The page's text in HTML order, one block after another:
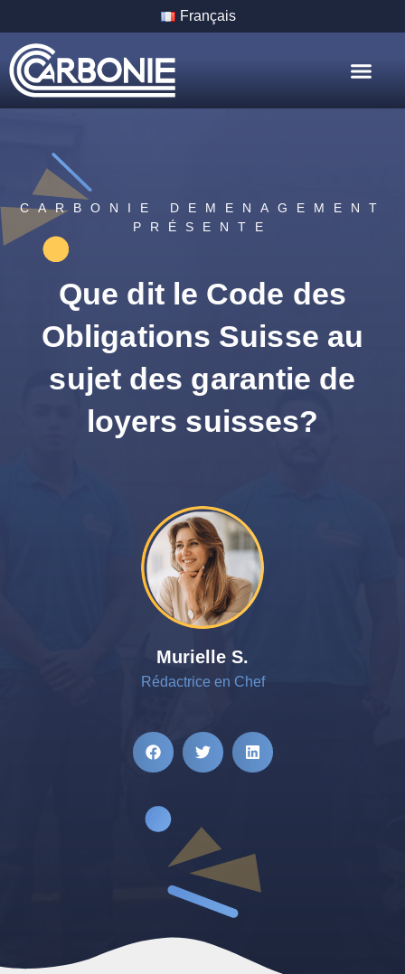
Français
CARBONIE DEMENAGEMENT
PRÉSENTE
Que dit le Code des
Obligations Suisse au
sujet des garantie de
loyers suisses?
Murielle S.
Rédactrice en Chef